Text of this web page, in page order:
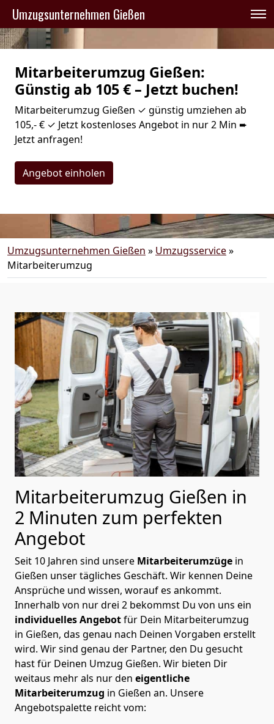
Umzugsunternehmen Gießen
Mitarbeiterumzug Gießen:
Günstig ab 105 € – Jetzt buchen!
Mitarbeiterumzug Gießen ✓ günstig umziehen ab
105,- € ✓ Jetzt kostenloses Angebot in nur 2 Min ➨
Jetzt anfragen!
Angebot einholen
Umzugsunternehmen Gießen » Umzugsservice»
Mitarbeiterumzug
Mitarbeiterumzug Gießen in
2 Minuten zum perfekten
Angebot
Seit 10 Jahren sind unsere Mitarbeiterumzüge in
Gießen unser tägliches Geschäft. Wir kennen Deine
Ansprüche und wissen, worauf es ankommt.
Innerhalb von nur drei 2 bekommst Du von uns ein
individuelles Angebotfür Dein Mitarbeiterumzug
in Gießen, das genau nach Deinen Vorgaben erstellt
wird. Wir sind genau der Partner, den Du gesucht
hast für Deinen Umzug Gießen. Wir bieten Dir
weitaus mehr als nur den eigentliche
Mitarbeiterumzug in Gießen an. Unsere
Angebotspalette reicht vom: